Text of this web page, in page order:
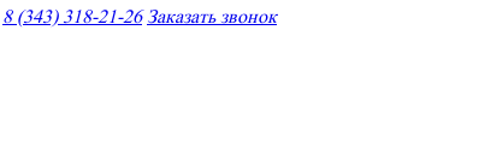
8 (343) 318-21-26 Заказать звонок